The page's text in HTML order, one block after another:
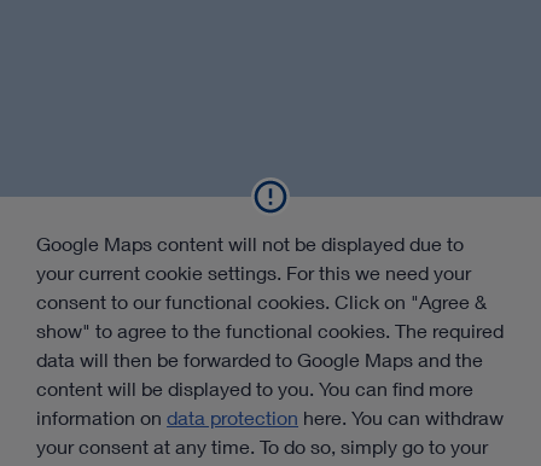
Google Maps content will not be displayed due to
your current cookie settings. For this we need your
consent to our functional cookies. Click on "Agree &
show" to agree to the functional cookies. The required
data will then be forwarded to Google Maps and the
content will be displayed to you. You can find more
information on data protection here. You can withdraw
your consent at any time. To do so, simply go to your